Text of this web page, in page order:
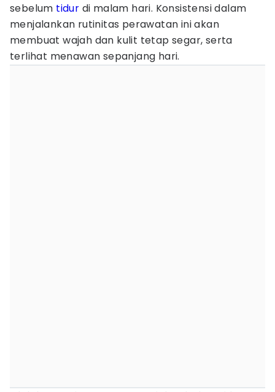
sebelum tidur di malam hari. Konsistensi dalam
menjalankan rutinitas perawatan ini akan
membuat wajah dan kulit tetap segar, serta
terlihat menawan sepanjang hari.